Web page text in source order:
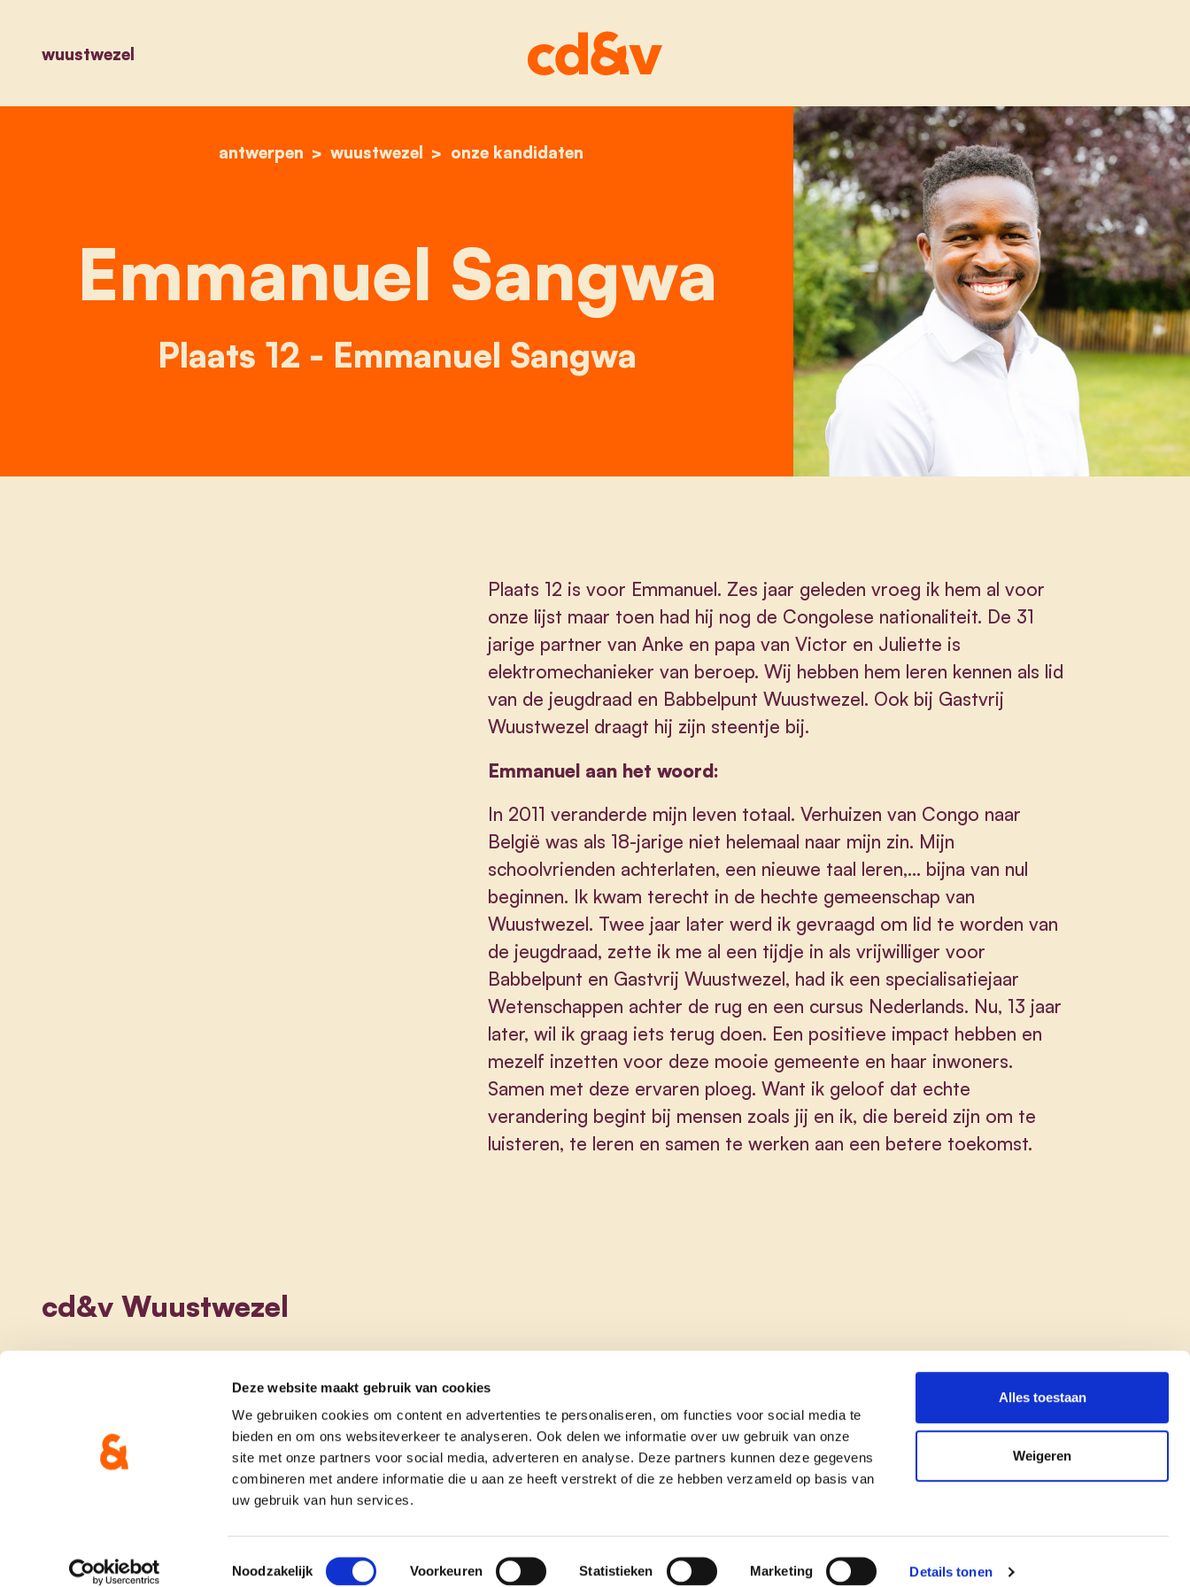
Deze website maakt gebruik van cookies
We gebruiken cookies om content en advertenties te personaliseren, om functies voor social media te
bieden en om ons websiteverkeer te analyseren. Ook delen we informatie over uw gebruik van onze
site met onze partners voor social media, adverteren en analyse. Deze partners kunnen deze gegevens
combineren met andere informatie die u aan ze heeft verstrekt of die ze hebben verzameld op basis van
uw gebruik van hun services.
Toestemmingsselectie
Noodzakelijk Voorkeuren Statistieken Marketing Details tonen
Alles toestaan
Weigeren
wuustwezel
home
antwerpen wuustwezel onze kandidaten
emmanuel sangwa
Emmanuel Sangwa
Plaats 12 - Emmanuel Sangwa
Plaats 12 is voor Emmanuel. Zes jaar geleden vroeg ik hem al voor
onze lijst maar toen had hij nog de Congolese nationaliteit. De 31
jarige partner van Anke en papa van Victor en Juliette is
elektromechanieker van beroep. Wij hebben hem leren kennen als lid
van de jeugdraad en Babbelpunt Wuustwezel. Ook bij Gastvrij
Wuustwezel draagt hij zijn steentje bij.
Emmanuel aan het woord:
In 2011 veranderde mijn leven totaal. Verhuizen van Congo naar
België was als 18-jarige niet helemaal naar mijn zin. Mijn
schoolvrienden achterlaten, een nieuwe taal leren,… bijna van nul
beginnen. Ik kwam terecht in de hechte gemeenschap van
Wuustwezel. Twee jaar later werd ik gevraagd om lid te worden van
de jeugdraad, zette ik me al een tijdje in als vrijwilliger voor
Babbelpunt en Gastvrij Wuustwezel, had ik een specialisatiejaar
Wetenschappen achter de rug en een cursus Nederlands. Nu, 13 jaar
later, wil ik graag iets terug doen. Een positieve impact hebben en
mezelf inzetten voor deze mooie gemeente en haar inwoners.
Samen met deze ervaren ploeg. Want ik geloof dat echte
verandering begint bij mensen zoals jij en ik, die bereid zijn om te
luisteren, te leren en samen te werken aan een betere toekomst.
cd&v Wuustwezel
onze partij doe mee contact